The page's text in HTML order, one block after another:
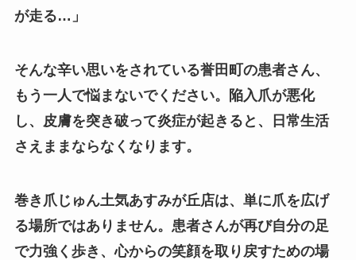
が走る…」
そんな辛い思いをされている誉田町の患者さん、
もう一人で悩まないでください。陥入爪が悪化
し、皮膚を突き破って炎症が起きると、日常生活
さえままならなくなります。
巻き爪じゅん土気あすみが丘店は、単に爪を広げ
る場所ではありません。患者さんが再び自分の足
で力強く歩き、心からの笑顔を取り戻すための場